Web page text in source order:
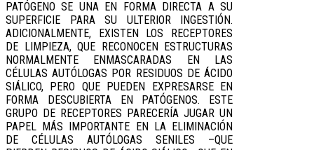
PATÓGENO SE UNA EN FORMA DIRECTA A SU
SUPERFICIE PARA SU ULTERIOR INGESTIÓN.
ADICIONALMENTE, EXISTEN LOS RECEPTORES
DE LIMPIEZA, QUE RECONOCEN ESTRUCTURAS
NORMALMENTE ENMASCARADAS EN LAS
CÉLULAS AUTÓLOGAS POR RESIDUOS DE ÁCIDO
SIÁLICO, PERO QUE PUEDEN EXPRESARSE EN
FORMA DESCUBIERTA EN PATÓGENOS. ESTE
GRUPO DE RECEPTORES PARECERÍA JUGAR UN
PAPEL MÁS IMPORTANTE EN LA ELIMINACIÓN
DE CÉLULAS AUTÓLOGAS SENILES –QUE